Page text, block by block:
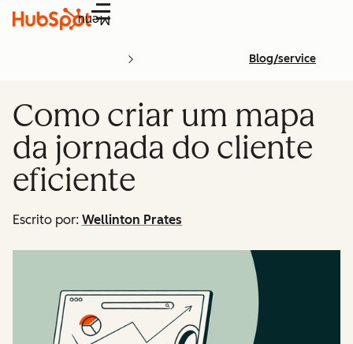
Menu
Blog/service
Como criar um mapa
da jornada do cliente
eficiente
Escrito por: Wellinton Prates